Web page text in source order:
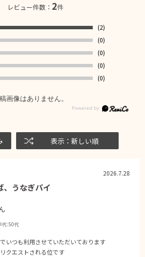
レビュー件数： 2件
(2)
(0)
(0)
(0)
(0)
画像はありません。
表示：新しい順
、うなぎパイ
代:50代
2026.7.28
いつも利用させていただいております
クエストされる位です